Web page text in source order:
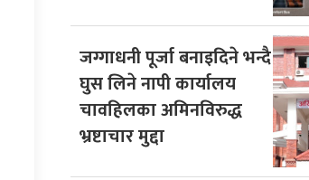
जग्गाधनी पूर्जा बनाइदिने भन्दै
घुस लिने नापी कार्यालय
चावहिलका अमिनविरुद्ध
भ्रष्टाचार मुद्दा